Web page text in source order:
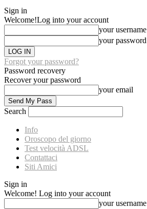
Sign in
Welcome!Log into your account
your username
your password
Forgot your password?
Password recovery
Recover your password
your email
Search
Info
Oroscopo del giorno
Test velocità ADSL
Contattaci
Siti Amici
Sign in
Welcome! Log into your account
your username